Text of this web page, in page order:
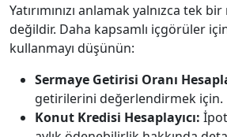
Yatırımınızı anlamak yalnızca tek
değildir. Daha kapsamlı içgörüler
kullanmayı düşünün:
Sermaye Getirisi Oranı
getirilerini değerlendirmek için.
Konut Kredisi Hesaplayıcı: